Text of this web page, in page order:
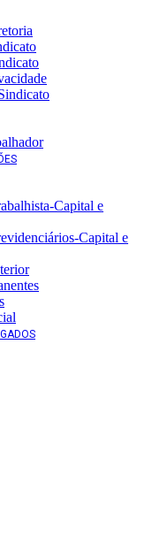
Capital e
Capital e